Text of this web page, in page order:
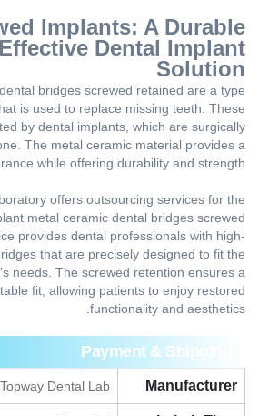
Implants: A Durable
Dental Implant
Solution
bridges screwed retained are a type
is used to replace missing teeth. These
by dental implants, which are surgically
The metal ceramic material provides a
while offering durability and strength.
offers outsourcing services for the
metal ceramic dental bridges screwed
provides dental professionals with high-
that are precisely designed to fit the
needs. The screwed retention ensures a
fit, allowing patients to enjoy restored
functionality and aesthetics.
Payment & Shipping
Manufacturer
Topway Dental Lab